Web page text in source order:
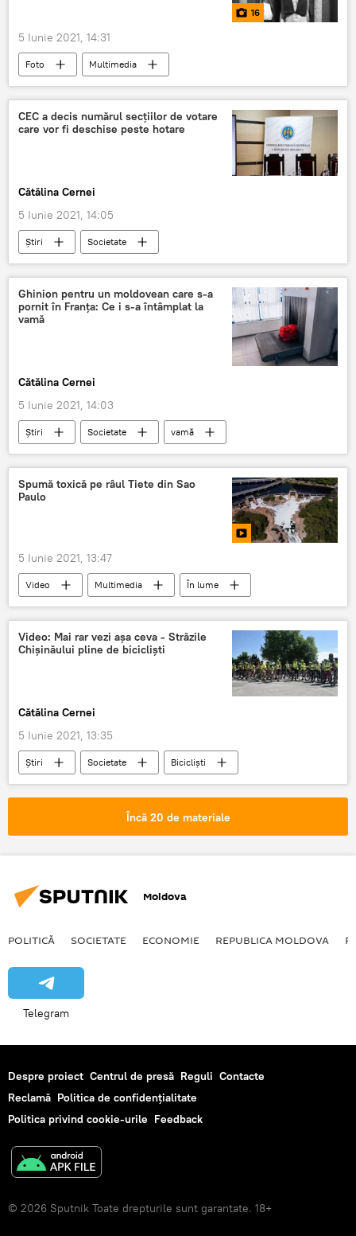
16
5 Iunie 2021, 14:31
Foto Multimedia
CEC a decis numărul secțiilor de votare
care vor fi deschise peste hotare
Cătălina Cernei
5 Iunie 2021, 14:05
Știri
Societate
ALEGERI PARLAMENTARE 2021
alegeri
scrutin
Ghinion pentru un moldovean care s-a
pornit în Franța: Ce i s-a întâmplat la
vamă
Cătălina Cernei
5 Iunie 2021, 14:03
Știri Societate
vamă
oprit la vamă
control la vamă
Spumă toxică pe râul Tiete din Sao
Paulo
5 Iunie 2021, 13:47
Video Multimedia În lume
Video: Mai rar vezi așa ceva - Străzile
Chișinăului pline de bicicliști
Cătălina Cernei
5 Iunie 2021, 13:35
Știri Societate
Bicicliști
polițiști
Încă 20 de materiale
Moldova
POLITICĂ SOCIETATE ECONOMIE REPUBLICA MOLDOVA
Telegram
Despre proiect Centrul de presă Reguli Contacte
Reclamă Politica de confidențialitate
Politica privind cookie-urile Feedback
© 2026 Sputnik Toate drepturile sunt garantate. 18+